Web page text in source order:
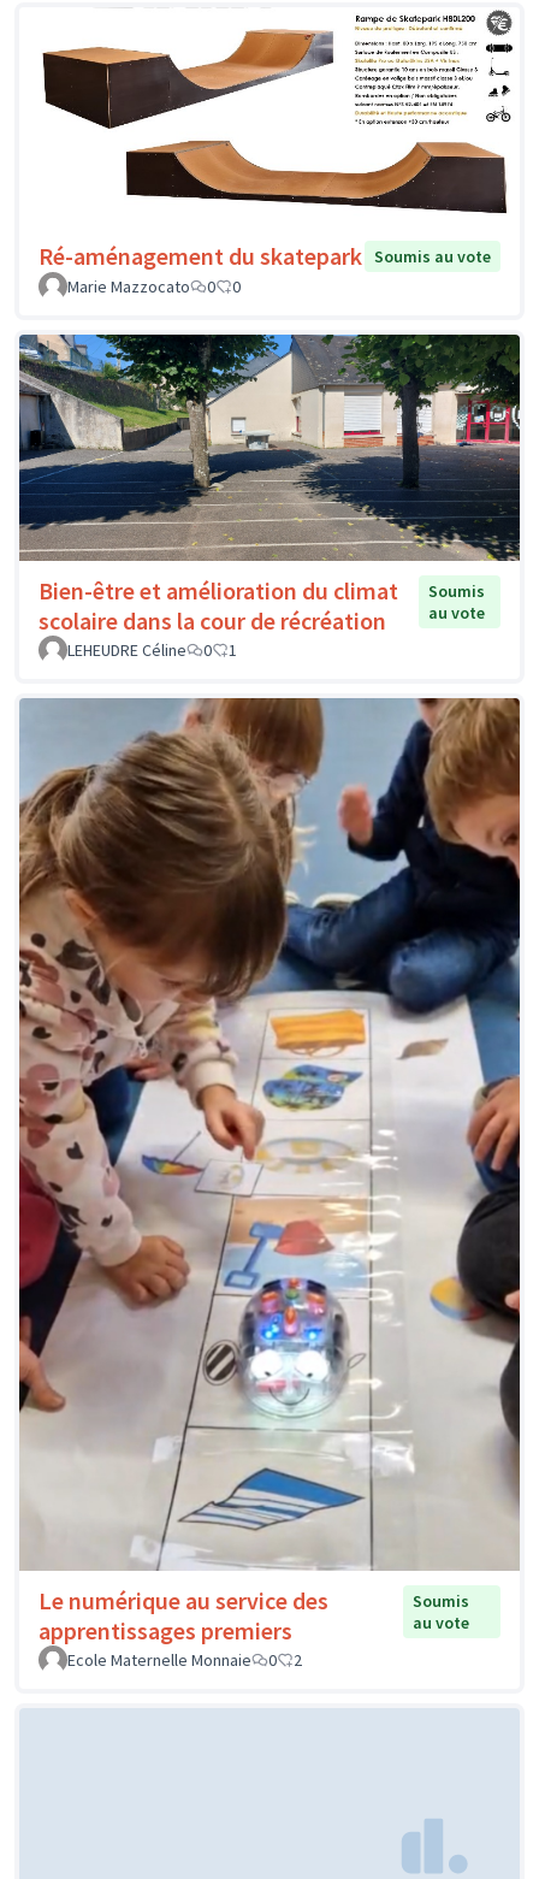
Ré-aménagement du skatepark Soumis au vote
Marie Mazzocato
0 0
Bien-être et amélioration du climat
scolaire dans la cour de récréation
Soumis
au vote
LEHEUDRE Céline
0 1
Le numérique au service des
apprentissages premiers
Soumis
au vote
Ecole Maternelle Monnaie
0 2